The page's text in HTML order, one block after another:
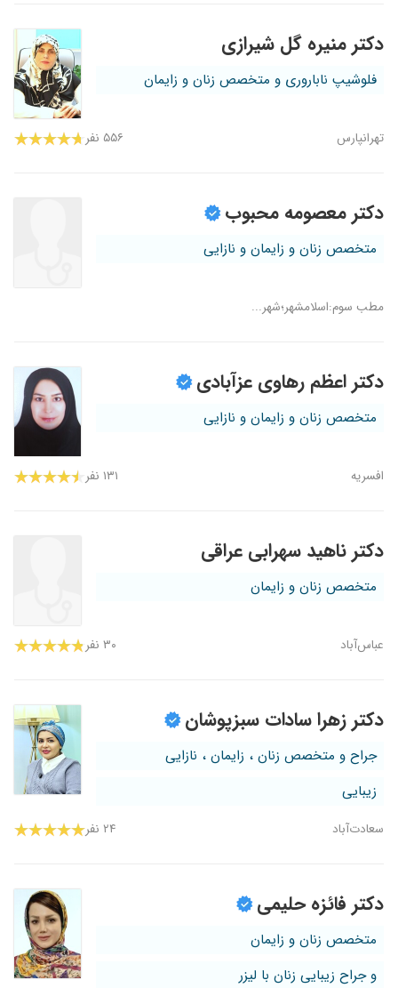
دکتر منیره گل شیرازی
فلوشیپ ناباروری و متخصص زنان و زایمان
تهرانپارس ۵۵۶ نفر
دکتر معصومه محبوب
متخصص زنان و زایمان و نازایی
مطب سوم:اسلامشهر؛شهر...
دکتر اعظم رهاوی عزآبادی
متخصص زنان و زایمان و نازایی
افسریه ۱۳۱ نفر
دکتر ناهید سهرابی عراقی
متخصص زنان و زایمان
عباس‌آباد ۳۰ نفر
دکتر زهرا سادات سبزپوشان
جراح و متخصص زنان ، زایمان ، نازایی
زیبایی
سعادت‌آباد ۲۴ نفر
دکتر فائزه حلیمی
متخصص زنان و زایمان
و جراح زیبایی زنان با لیزر